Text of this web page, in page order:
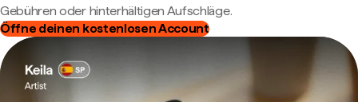
Gebühren oder hinterhältigen Aufschläge.
Öffne deinen kostenlosen Account